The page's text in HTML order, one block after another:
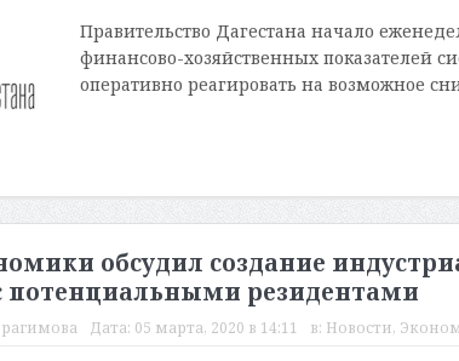
Правительство Дагестана начало
финансово-хозяйственных показателей
оперативно реагировать на возможное
обсудил создание
потенциальными резидентами
Дата: 05 марта, 2020 в 14:11 в: Новости,